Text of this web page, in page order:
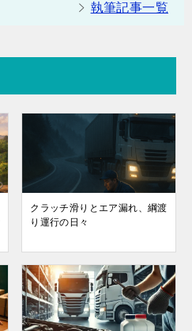
執筆記事一覧
クラッチ滑りとエア漏れ、綱渡
り運行の日々